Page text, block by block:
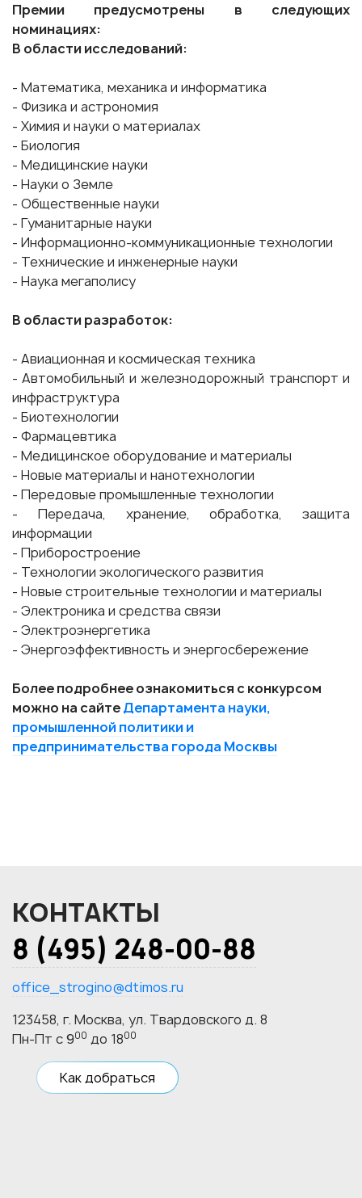
Премии предусмотрены в следующих
номинациях:
В области исследований:
- Математика, механика и информатика
- Физика и астрономия
- Химия и науки о материалах
- Биология
- Медицинские науки
- Науки о Земле
- Общественные науки
- Гуманитарные науки
- Информационно-коммуникационные технологии
- Технические и инженерные науки
- Наука мегаполису
В области разработок:
- Авиационная и космическая техника
- Автомобильный и железнодорожный транспорт и
инфраструктура
- Биотехнологии
- Фармацевтика
- Медицинское оборудование и материалы
- Новые материалы и нанотехнологии
- Передовые промышленные технологии
- Передача, хранение, обработка, защита
информации
- Приборостроение
- Технологии экологического развития
- Новые строительные технологии и материалы
- Электроника и средства связи
- Электроэнергетика
- Энергоэффективность и энергосбережение
Более подробнее ознакомиться с конкурсом
можно на сайтеДепартамента науки,
промышленной политики и
предпринимательства города Москвы
КОНТАКТЫ
8 (495) 248-00-88
office_strogino@dtimos.ru
123458, г. Москва, ул. Твардовского д. 8
Пн-Пт с 900 до 1800
Как добраться